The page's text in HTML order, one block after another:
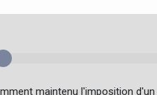
maintenu l'imposition d'un